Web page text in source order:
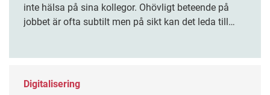
inte hälsa på sina kollegor. Ohövligt beteende på
jobbet är ofta subtilt men på sikt kan det leda till
Digitalisering